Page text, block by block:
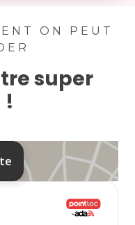
6 7
20
septembre 2026
ON PEUT
super
!